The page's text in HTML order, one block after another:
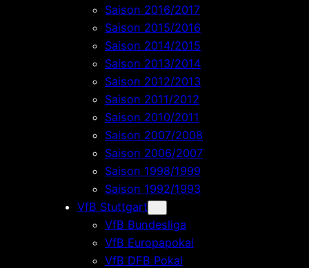
Saison 2016/2017
Saison 2015/2016
Saison 2014/2015
Saison 2013/2014
Saison 2012/2013
Saison 2011/2012
Saison 2010/2011
Saison 2007/2008
Saison 2006/2007
Saison 1998/1999
Saison 1992/1993
VfB Stuttgart
VfB Bundesliga
VfB Europapokal
VfB DFB Pokal